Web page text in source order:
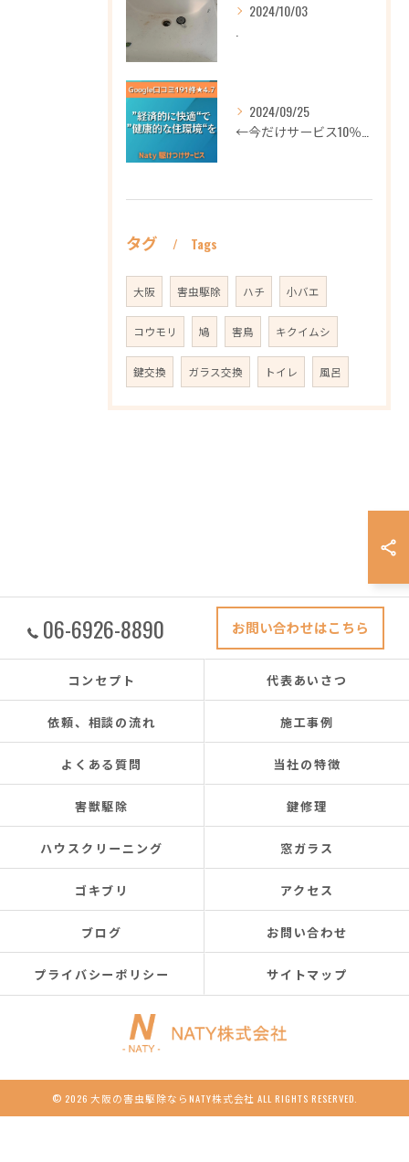
2024/10/03
.
2024/09/25
←今だけサービス10％OFFギフト券プロフィールから
タグ Tags
大阪 害虫駆除 ハチ 小バエ
コウモリ 鳩 害鳥 キクイムシ
鍵交換 ガラス交換 トイレ 風呂
06-6926-8890 お問い合わせはこちら
コンセプト 代表あいさつ
依頼、相談の流れ 施工事例
よくある質問 当社の特徴
害獣駆除 鍵修理
ハウスクリーニング 窓ガラス
ゴキブリ アクセス
ブログ お問い合わせ
プライバシーポリシー サイトマップ
© 2026 大阪の害虫駆除ならNATY株式会社 ALL RIGHTS RESERVED.